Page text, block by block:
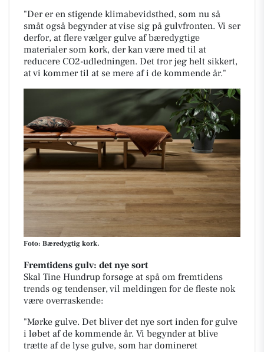
"Der er en stigende klimabevidsthed, som nu så
småt også begynder at vise sig på gulvfronten. Vi ser
derfor, at flere vælger gulve af bæredygtige
materialer som kork, der kan være med til at
reducere CO2-udledningen. Det tror jeg helt sikkert,
at vi kommer til at se mere af i de kommende år."
Foto: Bæredygtig kork.
Fremtidens gulv: det nye sort
Skal Tine Hundrup forsøge at spå om fremtidens
trends og tendenser, vil meldingen for de fleste nok
være overraskende:
"Mørke gulve. Det bliver det nye sort inden for gulve
i løbet af de kommende år. Vi begynder at blive
trætte af de lyse gulve, som har domineret